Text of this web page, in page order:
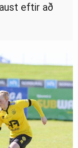
eftir að